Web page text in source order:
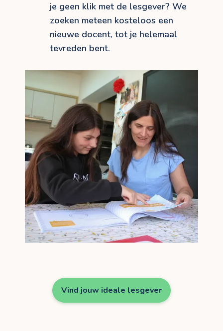
je geen klik met de lesgever? We
zoeken meteen kosteloos een
nieuwe docent, tot je helemaal
tevreden bent.
Vind jouw ideale lesgever